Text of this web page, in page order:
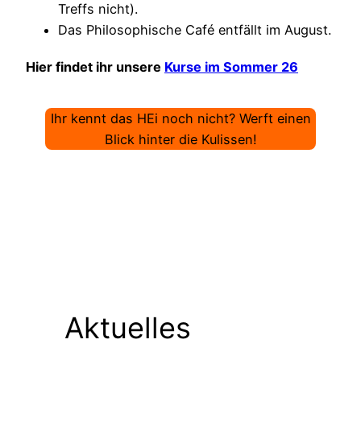
Treffs nicht).
Das Philosophische Café entfällt im August.
Hier findet ihr unsere Kurse im Sommer 26
Ihr kennt das HEi noch nicht? Werft einen
Blick hinter die Kulissen!
Aktuelles